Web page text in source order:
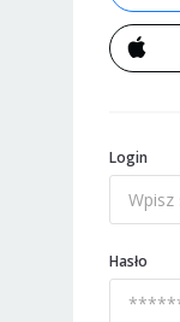
Login
Hasło